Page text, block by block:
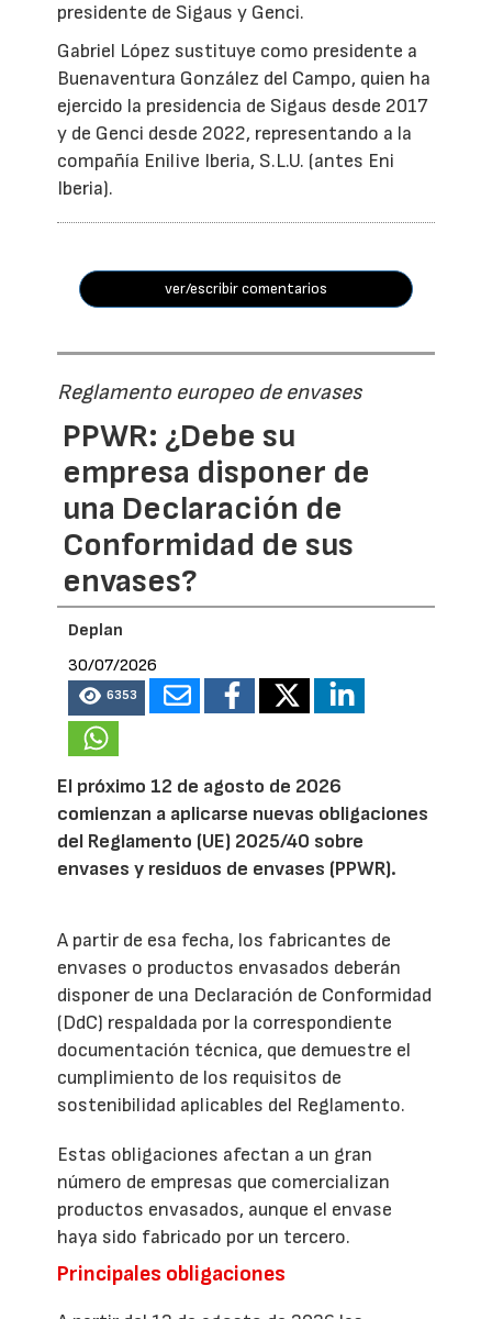
presidente de Sigaus y Genci.
Gabriel López sustituye como presidente a
Buenaventura González del Campo, quien ha
ejercido la presidencia de Sigaus desde 2017
y de Genci desde 2022, representando a la
compañía Enilive Iberia, S.L.U. (antes Eni
Iberia).
ver/escribir comentarios
Reglamento europeo de envases
PPWR: ¿Debe su
empresa disponer de
una Declaración de
Conformidad de sus
envases?
Deplan
30/07/2026
6353
El próximo 12 de agosto de 2026
comienzan a aplicarse nuevas obligaciones
del Reglamento (UE) 2025/40 sobre
envases y residuos de envases (PPWR).
A partir de esa fecha, los fabricantes de
envases o productos envasados deberán
disponer de una Declaración de Conformidad
(DdC) respaldada por la correspondiente
documentación técnica, que demuestre el
cumplimiento de los requisitos de
sostenibilidad aplicables del Reglamento.
Estas obligaciones afectan a un gran
número de empresas que comercializan
productos envasados, aunque el envase
haya sido fabricado por un tercero.
Principales obligaciones